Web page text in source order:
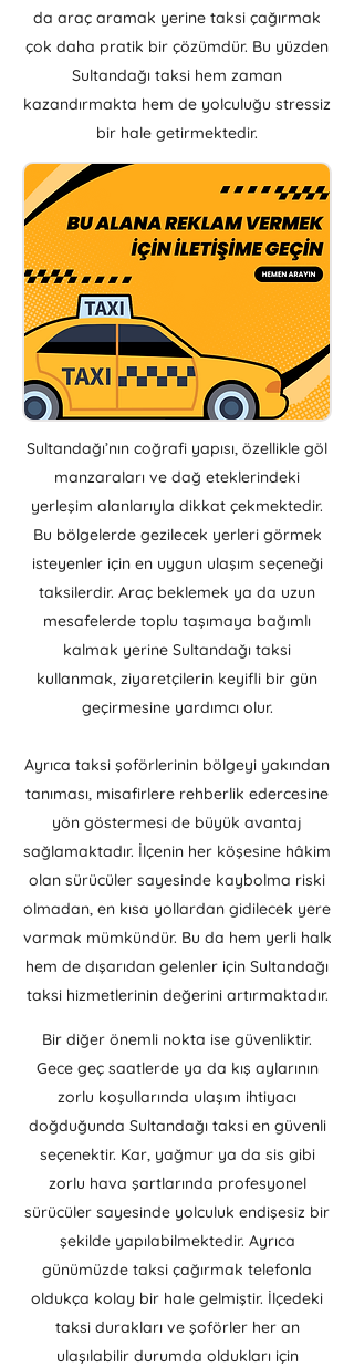
da araç aramak yerine taksi çağırmak
çok daha pratik bir çözümdür. Bu yüzden
Sultandağı taksi hem zaman
kazandırmakta hem de yolculuğu stressiz
bir hale getirmektedir.
Sultandağı’nın coğrafi yapısı, özellikle göl
manzaraları ve dağ eteklerindeki
yerleşim alanlarıyla dikkat çekmektedir.
Bu bölgelerde gezilecek yerleri görmek
isteyenler için en uygun ulaşım seçeneği
taksilerdir. Araç beklemek ya da uzun
mesafelerde toplu taşımaya bağımlı
kalmak yerine Sultandağı taksi
kullanmak, ziyaretçilerin keyifli bir gün
geçirmesine yardımcı olur.
Ayrıca taksi şoförlerinin bölgeyi yakından
tanıması, misafirlere rehberlik edercesine
yön göstermesi de büyük avantaj
sağlamaktadır. İlçenin her köşesine hâkim
olan sürücüler sayesinde kaybolma riski
olmadan, en kısa yollardan gidilecek yere
varmak mümkündür. Bu da hem yerli halk
hem de dışarıdan gelenler için Sultandağı
taksi hizmetlerinin değerini artırmaktadır.
Bir diğer önemli nokta ise güvenliktir.
Gece geç saatlerde ya da kış aylarının
zorlu koşullarında ulaşım ihtiyacı
doğduğunda Sultandağı taksi en güvenli
seçenektir. Kar, yağmur ya da sis gibi
zorlu hava şartlarında profesyonel
sürücüler sayesinde yolculuk endişesiz bir
şekilde yapılabilmektedir. Ayrıca
günümüzde taksi çağırmak telefonla
oldukça kolay bir hale gelmiştir. İlçedeki
taksi durakları ve şoförler her an
ulaşılabilir durumda oldukları için